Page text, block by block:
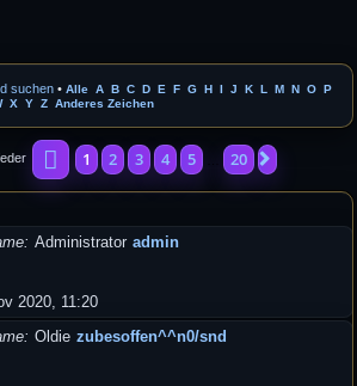
suchen •Alle A B C D E F G H I J K L M N O P
X Y Z Anderes Zeichen
Seite1von20
1 2 3 4 5 20
Administrator admin
2020, 11:20
Oldie zubesoffen^^n0/snd